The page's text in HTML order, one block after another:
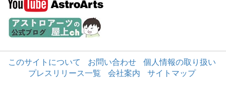
このサイトについて お問い合わせ
個人情報の取り扱い
プレスリリース一覧
会社案内 サイトマップ